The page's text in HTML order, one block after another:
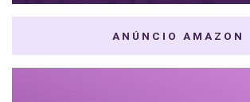
ANÚNCIO AMAZON